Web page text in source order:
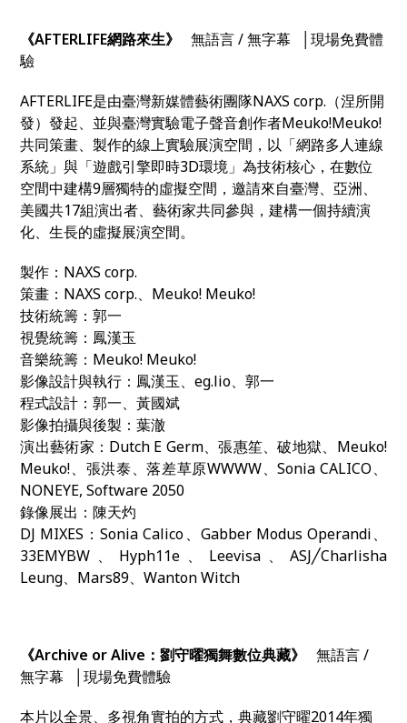
《AFTERLIFE網路來生》
無語言 / 無字幕 │現場免費體
驗
AFTERLIFE是由臺灣新媒體藝術團隊NAXS corp.（涅所開
發）發起、並與臺灣實驗電子聲音創作者Meuko!Meuko!
共同策畫、製作的線上實驗展演空間，以「網路多人連線
系統」與「遊戲引擎即時3D環境」為技術核心，在數位
空間中建構9層獨特的虛擬空間，邀請來自臺灣、亞洲、
美國共17組演出者、藝術家共同參與，建構一個持續演
化、生長的虛擬展演空間。
製作：NAXS corp.
策畫：NAXS corp.、Meuko! Meuko!
技術統籌：郭一
視覺統籌：鳳漢玉
音樂統籌：Meuko! Meuko!
影像設計與執行：鳳漢玉、eg.lio、郭一
程式設計：郭一、黃國斌
影像拍攝與後製：葉澈
演出藝術家：Dutch E Germ、張惠笙、破地獄、Meuko!
Meuko!、張洪泰、落差草原WWWW、Sonia CALICO、
NONEYE, Software 2050
錄像展出：陳天灼
DJ MIXES：Sonia Calico、Gabber Modus Operandi、
33EMYBW、Hyph11e、Leevisa、ASJ╱Charlisha
Leung、Mars89、Wanton Witch
《Archive or Alive：劉守曜獨舞數位典藏》
無語言 /
無字幕 │現場免費體驗
本片以全景、多視角實拍的方式，典藏劉守曜2014年獨